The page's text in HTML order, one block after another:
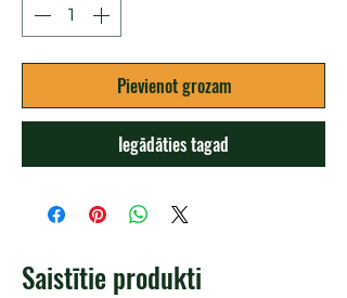
Pievienot grozam
Iegādāties tagad
Saistītie produkti